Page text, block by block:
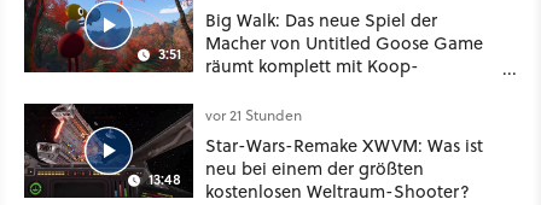
3:51
Big Walk: Das neue Spiel der
Macher von Untitled Goose Game
räumt komplett mit Koop-
13:48
vor 21 Stunden
Star-Wars-Remake XWVM: Was ist
neu bei einem der größten
kostenlosen Weltraum-Shooter?